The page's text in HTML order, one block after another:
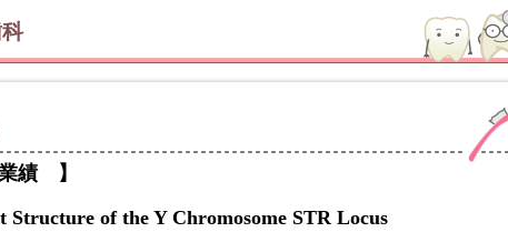
績 】
Structure of the Y Chromosome STR Locus